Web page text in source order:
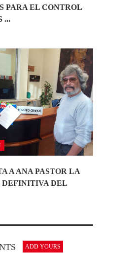
PARA EL CONTROL
...
A ANA PASTOR LA
DEL
ADD YOURS